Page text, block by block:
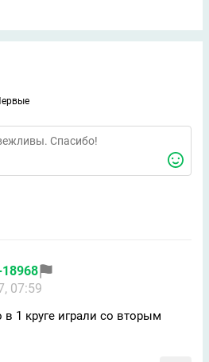
07:59
1 круге играли со вторым